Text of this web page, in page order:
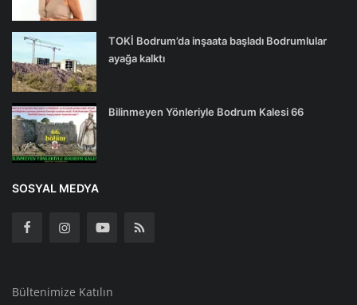
TOKİ Bodrum’da inşaata başladı Bodrumlular
ayağa kalktı
Bilinmeyen Yönleriyle Bodrum Kalesi 66
SOSYAL MEDYA
Bültenimize Katılın